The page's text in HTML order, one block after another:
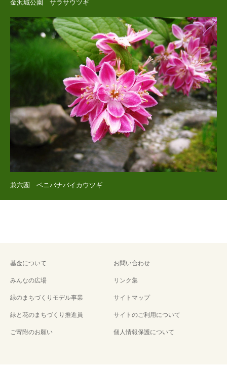
金沢城公園 サラサウツギ
兼六園 ベニバナバイカウツギ
基金について
みんなの広場
緑のまちづくりモデル事業
緑と花のまちづくり推進員
ご寄附のお願い
お問い合わせ
リンク集
サイトマップ
サイトのご利用について
個人情報保護について